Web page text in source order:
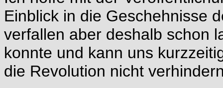
Einblick in die Geschehnisse
verfallen aber deshalb schon
konnte und kann uns
die Revolution nicht